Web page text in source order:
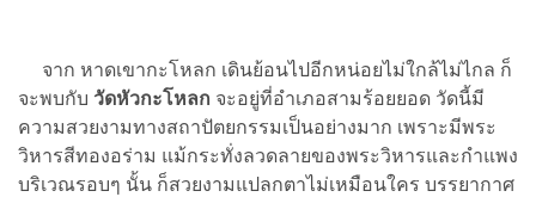
จาก หาดเขากะโหลก เดินย้อนไปอีกหน่อยไม่ใกล้ไม่ไกล ก็
จะพบกับ วัดหัวกะโหลก จะอยู่ที่อำเภอสามร้อยยอด วัดนี้มี
ความสวยงามทางสถาปัตยกรรมเป็นอย่างมาก เพราะมีพระ
วิหารสีทองอร่าม แม้กระทั่งลวดลายของพระวิหารและกำแพง
บริเวณรอบๆ นั้น ก็สวยงามแปลกตาไม่เหมือนใคร บรรยากาศ